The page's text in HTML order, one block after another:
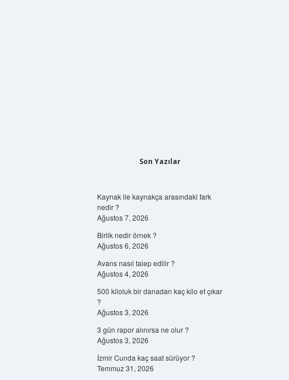
Son Yazılar
Kaynak ile kaynakça arasındaki fark
nedir ?
Ağustos 7, 2026
Birlik nedir örnek ?
Ağustos 6, 2026
Avans nasıl talep edilir ?
Ağustos 4, 2026
500 kiloluk bir danadan kaç kilo et çıkar
?
Ağustos 3, 2026
3 gün rapor alınırsa ne olur ?
Ağustos 3, 2026
İzmir Cunda kaç saat sürüyor ?
Temmuz 31, 2026